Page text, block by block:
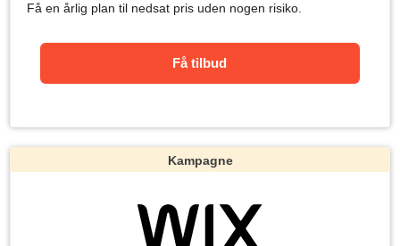
Få en årlig plan til nedsat pris uden nogen risiko.
Få tilbud
Kampagne